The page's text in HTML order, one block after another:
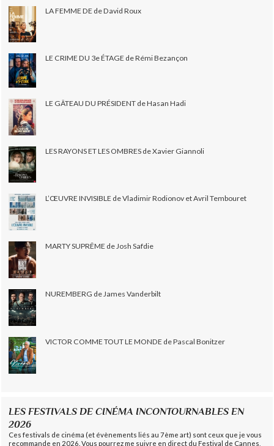
LA FEMME DE de David Roux
LE CRIME DU 3e ÉTAGE de Rémi Bezançon
LE GÂTEAU DU PRÉSIDENT de Hasan Hadi
LES RAYONS ET LES OMBRES de Xavier Giannoli
L’ŒUVRE INVISIBLE de Vladimir Rodionov et Avril Tembouret
MARTY SUPRÊME de Josh Safdie
NUREMBERG de James Vanderbilt
VICTOR COMME TOUT LE MONDE de Pascal Bonitzer
LES FESTIVALS DE CINÉMA INCONTOURNABLES EN
2026
Ces festivals de cinéma (et évènements liés au 7ème art) sont ceux que je vous
recommande en 2026. Vous pourrez me suivre en direct du Festival de Cannes,